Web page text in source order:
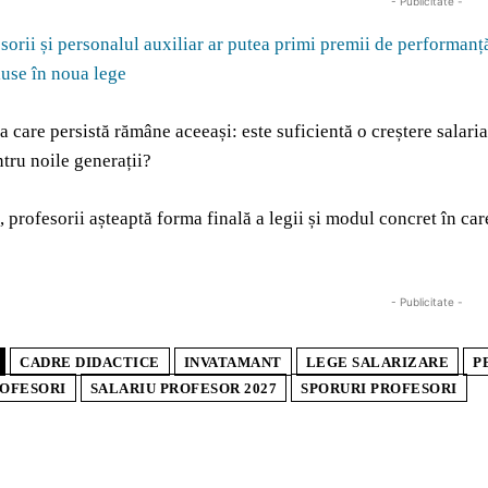
și personalul auxiliar ar putea primi premii de
în noua lege
care persistă rămâne aceeași: este suficientă o creștere
noile generații?
profesorii așteaptă forma finală a legii și modul concret în
- Publicitate -
CADRE DIDACTICE INVATAMANT LEGE SALARIZARE
SALARIU PROFESOR 2027 SPORURI PROFESORI